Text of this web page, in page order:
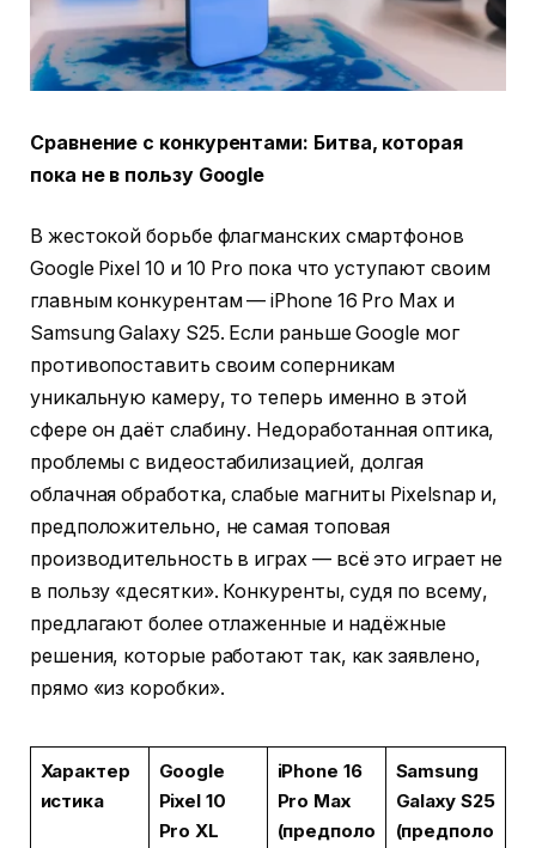
Сравнение с конкурентами: Битва, которая
пока не в пользу Google
В жестокой борьбе флагманских смартфонов
Google Pixel 10 и 10 Pro пока что уступают своим
главным конкурентам — iPhone 16 Pro Max и
Samsung Galaxy S25. Если раньше Google мог
противопоставить своим соперникам
уникальную камеру, то теперь именно в этой
сфере он даёт слабину. Недоработанная оптика,
проблемы с видеостабилизацией, долгая
облачная обработка, слабые магниты Pixelsnap и,
предположительно, не самая топовая
производительность в играх — всё это играет не
в пользу «десятки». Конкуренты, судя по всему,
предлагают более отлаженные и надёжные
решения, которые работают так, как заявлено,
прямо «из коробки».
Характер
истика
Google
Pixel 10
Pro XL
iPhone 16
Pro Max
(предполо
Samsung
Galaxy S25
(предполо